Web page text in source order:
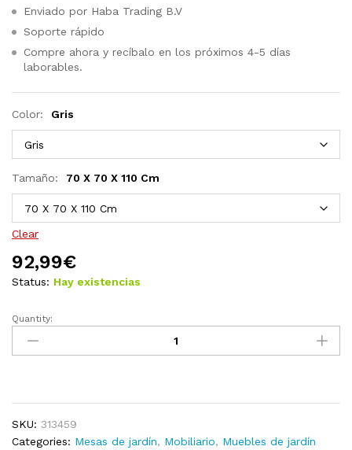
Enviado por Haba Trading B.V
Soporte rápido
Compre ahora y recíbalo en los próximos 4-5 días
laborables.
Color: Gris
Tamaño: 70 X 70 X 110 Cm
Clear
92,99€
Status: Hay existencias
Mesa
alta
de
y
vidrio
Quantity:
SKU: 313459
Categories: Mesas de jardín, Mobiliario, Muebles de jardín